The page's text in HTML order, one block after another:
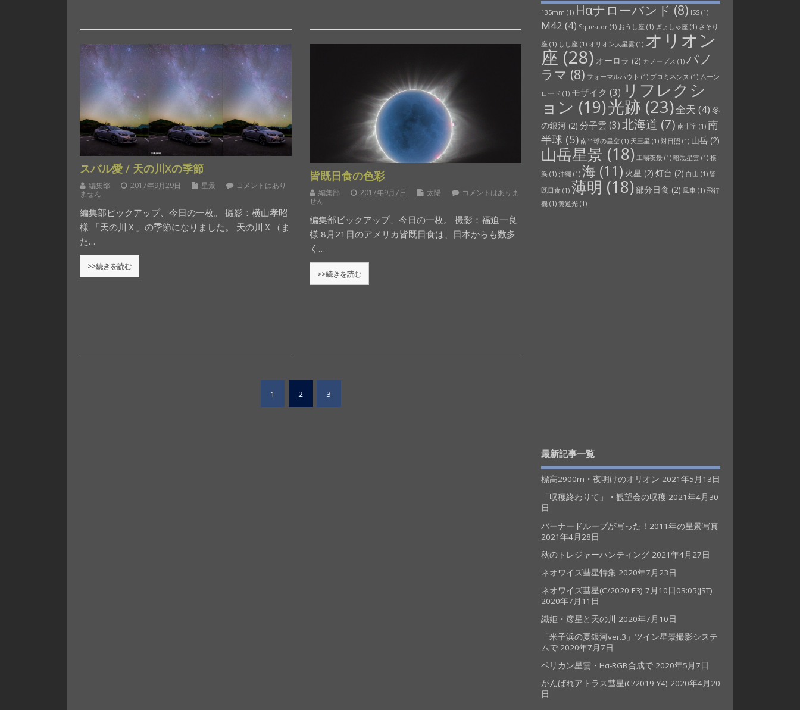
スバル愛 / 天の川Xの季節
編集部 2017年9月29日 星景
コメントはあり
ません
編集部ピックアップ、今日の一枚。 撮影：横山孝昭
様 「天の川Ｘ」の季節になりました。 天の川Ｘ（ま
た…
>>続きを読む
皆既日食の色彩
編集部 2017年9月7日 太陽
コメントはありま
せん
編集部ピックアップ、今日の一枚。 撮影：福迫一良
様 8月21日のアメリカ皆既日食は、日本からも数多
く…
>>続きを読む
1 2 3
135mm (1) Hαナローバンド (8) ISS(1)
M42 (4) Squeator(1) おうし座 (1) ぎょしゃ座 (1) さそり
座 (1) しし座 (1) オリオン大星雲(1) オリオン
座 (28) オーロラ (2) カノープス (1) パノ
ラマ (8) フォーマルハウト (1) プロミネンス (1) ムーン
ロード (1) モザイク (3) リフレクシ
ョン (19)光跡 (23)全天 (4) 冬
の銀河(2) 分子雲 (3)北海道 (7) 南十字(1) 南
半球 (5) 南半球の星空(1) 天王星 (1) 対日照 (1) 山岳(2)
山岳星景 (18) 工場夜景(1) 暗黒星雲(1) 横
浜(1) 沖縄(1) 海 (11) 火星 (2) 灯台 (2) 白山 (1) 皆
既日食 (1) 薄明 (18)部分日食 (2) 風車(1) 飛行
機(1) 黄道光(1)
最新記事一覧
標高2900m・夜明けのオリオン 2021年5月13日
「収穫終わりて」・観望会の収穫 2021年4月30
日
バーナードループが写った！2011年の星景写真
2021年4月28日
秋のトレジャーハンティング 2021年4月27日
ネオワイズ彗星特集 2020年7月23日
ネオワイズ彗星(C/2020 F3) 7月10日03:05(JST)
2020年7月11日
織姫・彦星と天の川 2020年7月10日
「米子浜の夏銀河ver.3」ツイン星景撮影システ
ムで 2020年7月7日
ペリカン星雲・Hα-RGB合成で 2020年5月7日
がんばれアトラス彗星(C/2019 Y4) 2020年4月20
日